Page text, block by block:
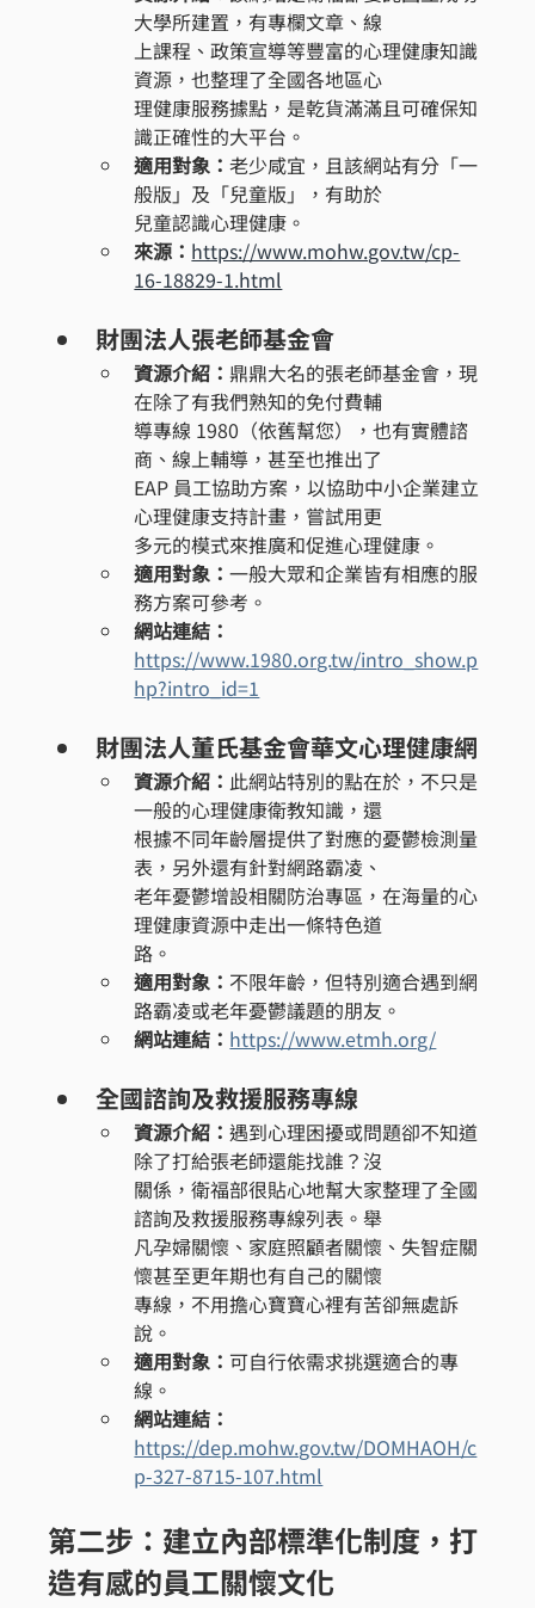
大學所建置，有專欄文章、線
上課程、政策宣導等豐富的心理健康知識
資源，也整理了全國各地區心
理健康服務據點，是乾貨滿滿且可確保知
識正確性的大平台。
適用對象：老少咸宜，且該網站有分「一
般版」及「兒童版」，有助於
兒童認識心理健康。
來源： https://www.mohw.gov.tw/cp-
16-18829-1.html
財團法人張老師基金會
資源介紹：鼎鼎大名的張老師基金會，現
在除了有我們熟知的免付費輔
導專線 1980（依舊幫您），也有實體諮
商、線上輔導，甚至也推出了
EAP 員工協助方案，以協助中小企業建立
心理健康支持計畫，嘗試用更
多元的模式來推廣和促進心理健康。
適用對象：一般大眾和企業皆有相應的服
務方案可參考。
網站連結：
https://www.1980.org.tw/intro_show.p
hp?intro_id=1
財團法人董氏基金會華文心理健康網
資源介紹： 此網站特別的點在於，不只是
一般的心理健康衛教知識，還
根據不同年齡層提供了對應的憂鬱檢測量
表，另外還有針對網路霸凌、
老年憂鬱增設相關防治專區，在海量的心
理健康資源中走出一條特色道
路。
適用對象： 不限年齡，但特別適合遇到網
路霸凌或老年憂鬱議題的朋友。
網站連結： https://www.etmh.org/
全國諮詢及救援服務專線
資源介紹：遇到心理困擾或問題卻不知道
除了打給張老師還能找誰？沒
關係，衛福部很貼心地幫大家整理了全國
諮詢及救援服務專線列表。舉
凡孕婦關懷、家庭照顧者關懷、失智症關
懷甚至更年期也有自己的關懷
專線，不用擔心寶寶心裡有苦卻無處訴
說。
適用對象： 可自行依需求挑選適合的專
線。
網站連結：
https://dep.mohw.gov.tw/DOMHAOH/c
p-327-8715-107.html
第二步：建立內部標準化制度，打
造有感的員工關懷文化